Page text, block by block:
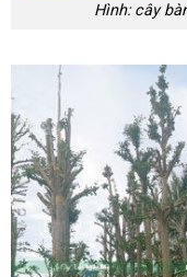
Hình: cây